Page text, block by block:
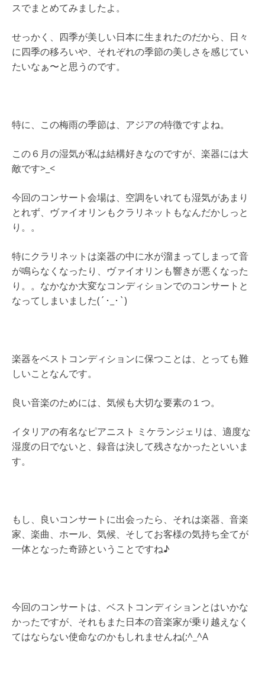
スでまとめてみましたよ。
せっかく、四季が美しい日本に生まれたのだから、日々
に四季の移ろいや、それぞれの季節の美しさを感じてい
たいなぁ〜と思うのです。
特に、この梅雨の季節は、アジアの特徴ですよね。
この６月の湿気が私は結構好きなのですが、楽器には大
敵です>_<
今回のコンサート会場は、空調をいれても湿気があまり
とれず、ヴァイオリンもクラリネットもなんだかしっと
り。。
特にクラリネットは楽器の中に水が溜まってしまって音
が鳴らなくなったり、ヴァイオリンも響きが悪くなった
り。。なかなか大変なコンディションでのコンサートと
なってしまいました(´･_･`)
楽器をベストコンディションに保つことは、とっても難
しいことなんです。
良い音楽のためには、気候も大切な要素の１つ。
イタリアの有名なピアニスト ミケランジェリは、適度な
湿度の日でないと、録音は決して残さなかったといいま
す。
もし、良いコンサートに出会ったら、それは楽器、音楽
家、楽曲、ホール、気候、そしてお客様の気持ち全てが
一体となった奇跡ということですね♪
今回のコンサートは、ベストコンディションとはいかな
かったですが、それもまた日本の音楽家が乗り越えなく
てはならない使命なのかもしれませんね(;^_^A